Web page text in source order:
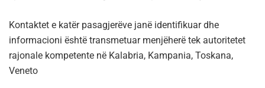
Kontaktet e katër pasagjerëve janë identifikuar dhe
informacioni është transmetuar menjëherë tek autoritetet
rajonale kompetente në Kalabria, Kampania, Toskana,
Veneto